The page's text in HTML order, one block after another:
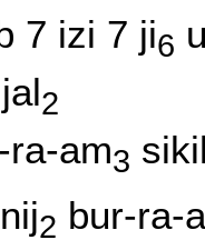
7 izi 7 ji6
jal2
-ra-am3
nij2 bur-ra-